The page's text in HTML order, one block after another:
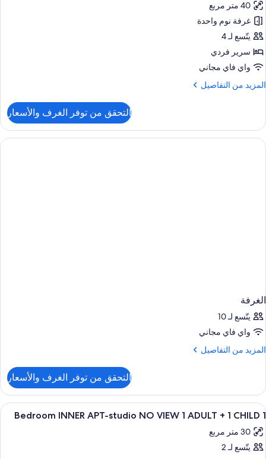
نوم
واحدة
بشرفة
-
بمنظر
للبحر
صور
Garden
Junior
Suite
40 متر مربع
غرفة نوم واحدة
يتّسع لـ 4
سرير فردي
واي فاي مجاني
المزيد من التفاصيل
المزيد
Garden
Junior
Suite
التحقق من توفر الغرف والأسعار
الغرفة
يتّسع لـ 10
واي فاي مجاني
المزيد من التفاصيل
المزيد
الغرفة
التحقق من توفر الغرف والأسعار
استعراض
جميع
صور
1
خزنة داخل الغرفة وستائر تعتيم ومكواة/
4 1 Bedroom INNER APT-studio NO VIEW 1 ADULT + 1 CHILD
30 متر مربع
يتّسع لـ 2